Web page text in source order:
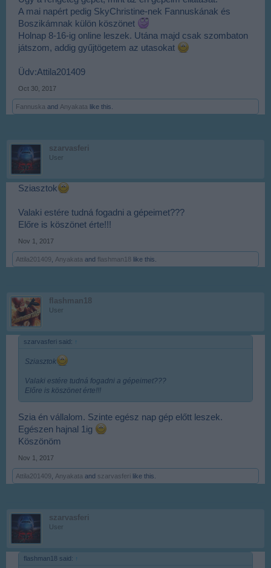
A mai napért pedig SkyChristine-nek Fannuskának és
Boszikámnak külön köszönet
Holnap 8-16-ig online leszek. Utána majd csak szombaton
játszom, addig gyűjtögetem az utasokat
Üdv:Attila201409
Oct 30, 2017
Fannuska and Anyakata like this.
szarvasferi
User
Sziasztok
Valaki estére tudná fogadni a gépeimet???
Előre is köszönet érte!!!
Nov 1, 2017
Attila201409 Anyakata and flashman18 like this.
flashman18
User
szarvasferi said: ↑
Sziasztok
Valaki estére tudná fogadni a gépeimet???
Előre is köszönet érte!!!
Szia én vállalom. Szinte egész nap gép előtt leszek.
Egészen hajnal 1ig
Köszönöm
Nov 1, 2017
Attila201409 Anyakata and szarvasferi like this.
szarvasferi
User
flashman18 said: ↑